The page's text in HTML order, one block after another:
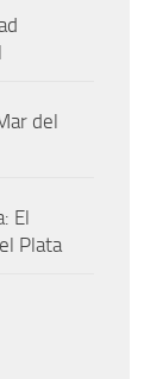
del
El
Plata